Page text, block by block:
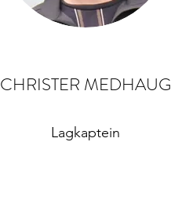
CHRISTER MEDHAUG
Lagkaptein